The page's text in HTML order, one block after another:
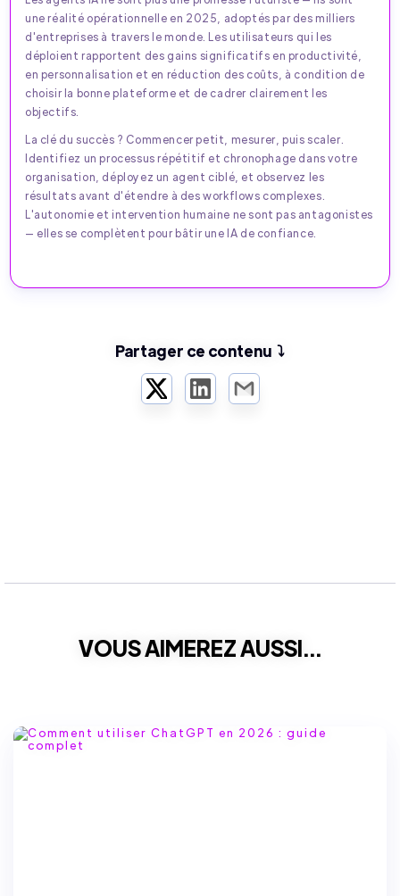
une réalité opérationnelle en 2025, adoptés par des milliers
d'entreprises à travers le monde. Les utilisateurs qui les
déploient rapportent des gains significatifs en productivité,
en personnalisation et en réduction des coûts, à condition de
choisir la bonne plateforme et de cadrer clairement les
objectifs.
La clé du succès ? Commencer petit, mesurer, puis scaler.
Identifiez un processus répétitif et chronophage dans votre
organisation, déployez un agent ciblé, et observez les
résultats avant d'étendre à des workflows complexes.
L'autonomie et intervention humaine ne sont pas antagonistes
— elles se complètent pour bâtir une IA de confiance.
Partager ce contenu ⤵️
TwitterLinkedInEmail
VOUS AIMEREZ AUSSI...